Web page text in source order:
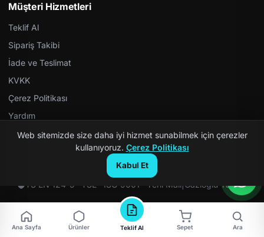
Müşteri Hizmetleri
Teklif Al
Sipariş Takibi
İade ve Teslimat
KVKK
Çerez Politikası
Yardım
© 2026 Kompozit Rögar. Tüm hakları saklıdır.
TS EN 124-5 · TSE · ISO 9001 · Yerli Malı|Gazioğlu Yazılım
Ana Sayfa Ürünler Teklif Al Sepet Ara
Web sitemizde size daha iyi hizmet sunabilmek için çerezler
kullanıyoruz. Çerez Politikası
Kabul Et